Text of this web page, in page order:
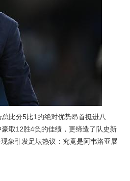
比分5比1的绝对优势昂首挺进八
取12胜4负的佳绩，更缔造了队史新
象引发足坛热议：究竟是阿韦洛亚展